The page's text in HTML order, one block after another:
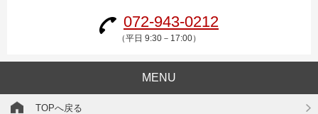
072-943-0212
（平日 9:30－17:00）
MENU
TOPへ戻る